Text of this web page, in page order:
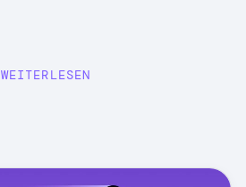
WEITERLESEN